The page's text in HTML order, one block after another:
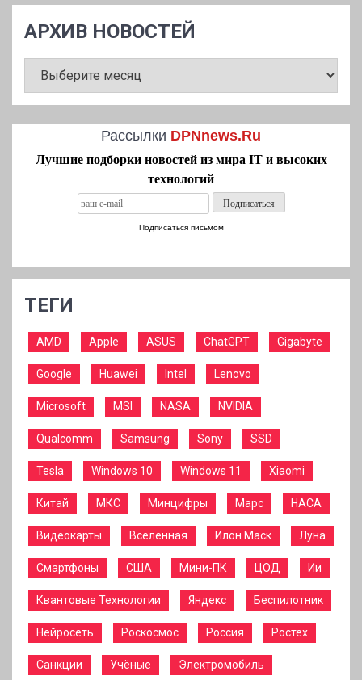
АРХИВ НОВОСТЕЙ
НОВОСТЕЙ
Рассылки DPNnews.Ru
Лучшие подборки новостей из мира IT и высоких
технологий
Подписаться письмом
ТЕГИ
AMD Apple ASUS ChatGPT Gigabyte
Google Huawei Intel Lenovo
Microsoft MSI NASA NVIDIA
Qualcomm Samsung Sony SSD
Tesla Windows 10 Windows 11 Xiaomi
Китай МКС Минцифры Марс НАСА
Видеокарты Вселенная Илон Маск Луна
Смартфоны США Мини-ПК ЦОД Ии
Квантовые Технологии Яндекс Беспилотник
Нейросеть Роскосмос Россия Ростех
Санкции Учёные Электромобиль